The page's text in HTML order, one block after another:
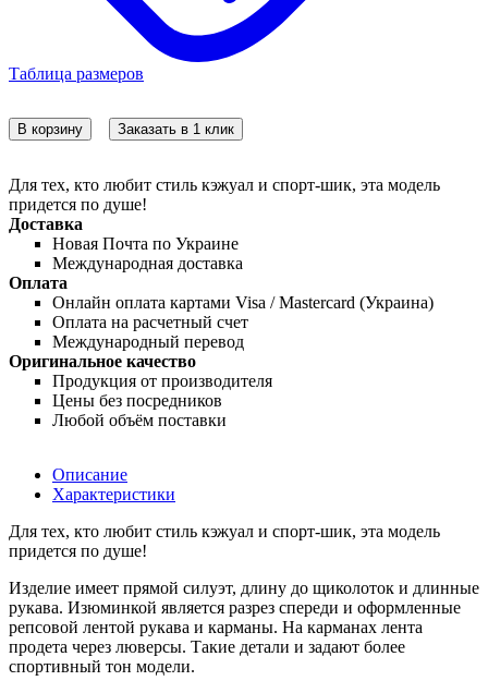
Таблица размеров
В корзину Заказать в 1 клик
Для тех, кто любит стиль кэжуал и спорт-шик, эта модель
придется по душе!
Доставка
Новая Почта по Украине
Международная доставка
Оплата
Онлайн оплата картами Visa / Mastercard (Украина)
Оплата на расчетный счет
Международный перевод
Оригинальное качество
Продукция от производителя
Цены без посредников
Любой объём поставки
Описание
Характеристики
Для тех, кто любит стиль кэжуал и спорт-шик, эта модель
придется по душе!
Изделие имеет прямой силуэт, длину до щиколоток и длинные
рукава. Изюминкой является разрез спереди и оформленные
репсовой лентой рукава и карманы. На карманах лента
продета через люверсы. Такие детали и задают более
спортивный тон модели.